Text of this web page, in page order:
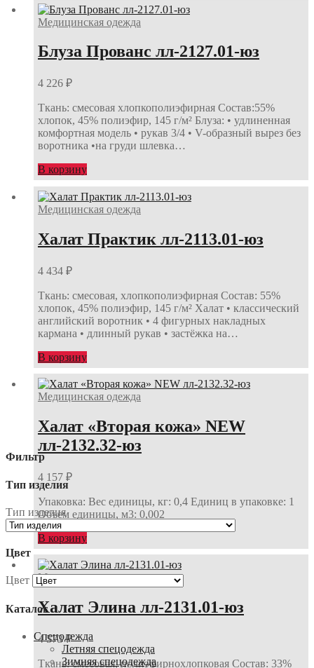
Медицинская одежда
Блуза Прованс лл-2127.01-юз
4 226 ₽
Ткань: смесовая хлопкополиэфирная Состав:55%
хлопок, 45% полиэфир, 145 г/м² Блуза: • удлиненная
комфортная модель • рукав 3/4 • V-образный вырез без
воротника •на груди шлевка…
В корзину
Медицинская одежда
Халат Практик лл-2113.01-юз
4 434 ₽
Ткань: смесовая, хлопкополиэфирная Состав: 55%
хлопок, 45% полиэфир, 145 г/м² Халат • классический
английский воротник • 4 фигурных накладных
кармана • длинный рукав • застёжка на…
В корзину
Медицинская одежда
Халат «Вторая кожа» NEW
лл-2132.32-юз
4 157 ₽
Упаковка: Вес единицы, кг: 0,4 Единиц в упаковке: 1
Объем единицы, м3: 0,002
В корзину
Медицинская одежда
Халат Элина лл-2131.01-юз
4 573₽
Ткань: смесовая, полиэфирнохлопковая Состав: 33%
Фильтр
Тип изделия
Тип изделия
Цвет
Цвет
Каталог
Спецодежда
Летняя спецодежда
Зимняя спецодежда